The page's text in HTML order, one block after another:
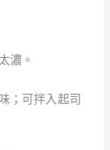
濃。
；可拌入起司